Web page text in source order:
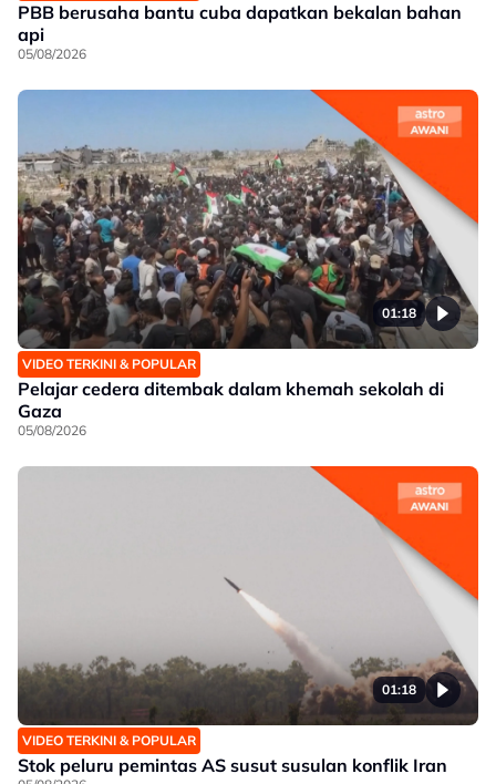
PBB berusaha bantu cuba dapatkan bekalan bahan
api
05/08/2026
01:18
VIDEO TERKINI & POPULAR
Pelajar cedera ditembak dalam khemah sekolah di
Gaza
05/08/2026
01:18
VIDEO TERKINI & POPULAR
Stok peluru pemintas AS susut susulan konflik Iran